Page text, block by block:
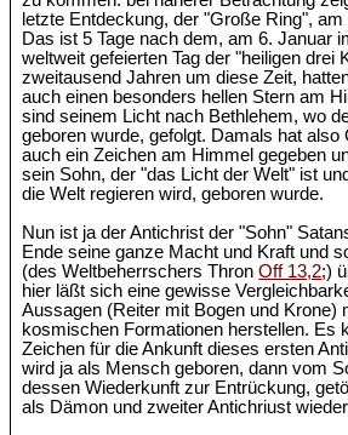
letzte Entdeckung, der "Große Ring", am
Das ist 5 Tage nach dem, am 6. Januar
weltweit gefeierten Tag der "heiligen drei
zweitausend Jahren um diese Zeit,
auch einen besonders hellen Stern am
sind seinem Licht nach Bethlehem, wo
geboren wurde, gefolgt. Damals hat also
auch ein Zeichen am Himmel gegeben
sein Sohn, der "das Licht der Welt" ist
die Welt regieren wird, geboren wurde.
Nun ist ja der Antichrist der "Sohn"
Ende seine ganze Macht und Kraft und
(des Weltbeherrschers ThronOff 13,2;)
hier läßt sich eine gewisse
Aussagen (Reiter mit Bogen und Krone)
kosmischen Formationen herstellen. Es
Zeichen für die Ankunft dieses ersten
wird ja als Mensch geboren, dann vom
dessen Wiederkunft zur Entrückung,
als Dämon und zweiter Antichriust